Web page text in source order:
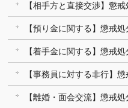
【相手方と直接交渉】懲戒
【預り金に関する】懲戒処
【着手金に関する】懲戒処
【事務員に対する非行】懲
【離婚・面会交流】懲戒処